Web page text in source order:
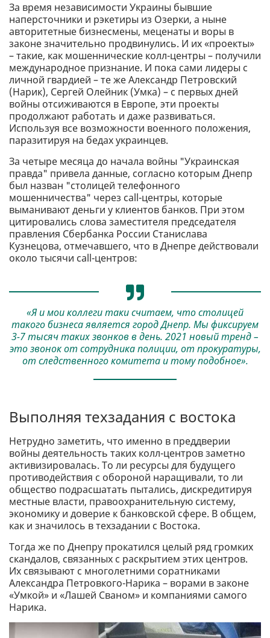
За время независимости Украины бывшие
наперсточники и рэкетиры из Озерки, а ныне
авторитетные бизнесмены, меценаты и воры в
законе значительно продвинулись. И их «проекты»
– такие, как мошеннические колл-центры – получили
международное признание. И пока сами лидеры с
личной гвардией – те же Александр Петровский
(Нарик), Сергей Олейник (Умка) – с первых дней
войны отсиживаются в Европе, эти проекты
продолжают работать и даже развиваться.
Используя все возможности военного положения,
паразитируя на бедах украинцев.
За четыре месяца до начала войны "Украинская
правда" привела данные, согласно которым Днепр
был назван "столицей телефонного
мошенничества" через call-центры, которые
выманивают деньги у клиентов банков. При этом
цитировались слова заместителя председателя
правления Сбербанка России Станислава
Кузнецова, отмечавшего, что в Днепре действовали
около тысячи call-центров:
«Я и мои коллеги таки считаем, что столицей
такого бизнеса является город Днепр. Мы фиксируем
3-7 тысяч таких звонков в день. 2021 новый тренд –
это звонок от сотрудника полиции, от прокуратуры,
от следственного комитета и тому подобное».
Выполняя техзадания с востока
Нетрудно заметить, что именно в преддверии
войны деятельность таких колл-центров заметно
активизировалась. То ли ресурсы для будущего
противодействия с обороной наращивали, то ли
общество подрасшатать пытались, дискредитируя
местные власти, правоохранительную систему,
экономику и доверие к банковской сфере. В общем,
как и значилось в техзадании с Востока.
Тогда же по Днепру прокатился целый ряд громких
скандалов, связанных с раскрытием этих центров.
Их связывают с многолетними соратниками
Александра Петровкого-Нарика – ворами в законе
«Умкой» и «Лашей Сваном» и компаниями самого
Нарика.